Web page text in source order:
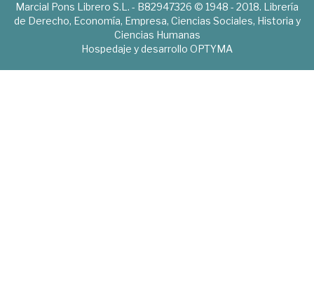
Marcial Pons Librero S.L. - B82947326 © 1948 - 2018. Librería
de Derecho, Economía, Empresa, Ciencias Sociales, Historia y
Ciencias Humanas
Hospedaje y desarrollo OPTYMA